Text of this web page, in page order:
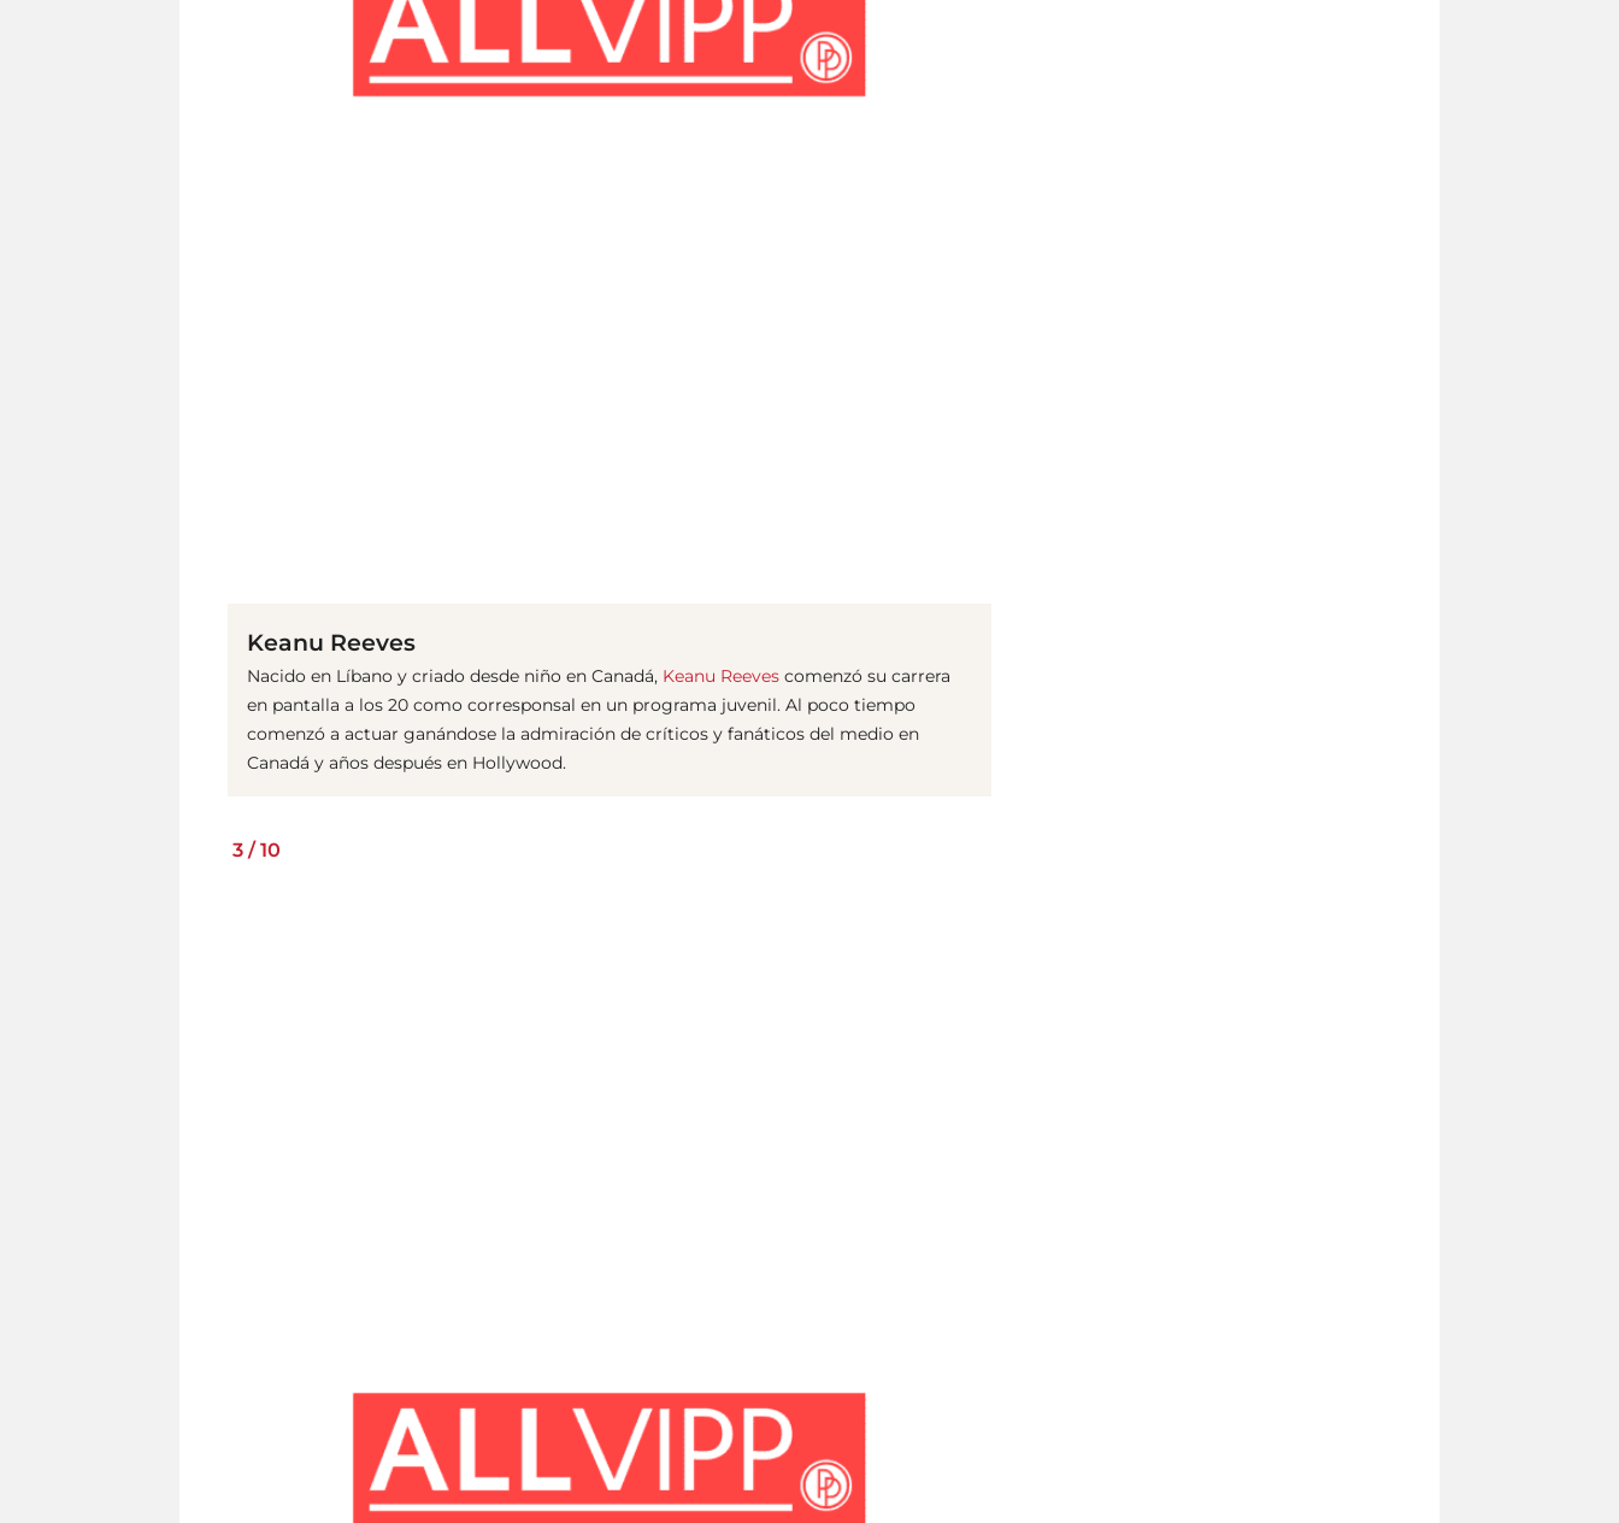
Keanu Reeves
Nacido en Líbano y criado desde niño en Canadá, Keanu Reeves comenzó su carrera
en pantalla a los 20 como corresponsal en un programa juvenil. Al poco tiempo
comenzó a actuar ganándose la admiración de críticos y fanáticos del medio en
Canadá y años después en Hollywood.
3 /10